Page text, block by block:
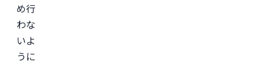
め行
わな
いよ
うに